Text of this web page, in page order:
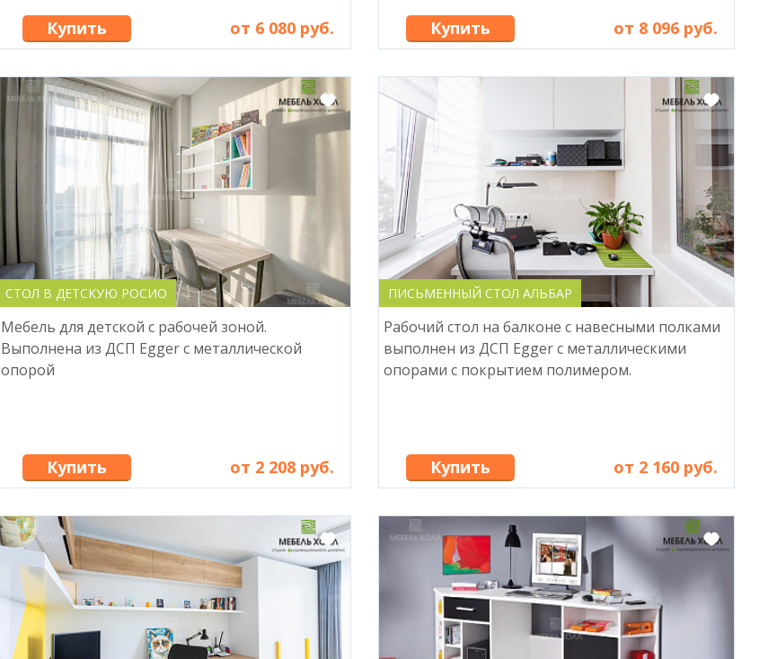
Купить от 6 080 руб. Купить от 8 096 руб.
СТОЛ В ДЕТСКУЮ РОСИО
Мебель для детской с рабочей зоной.
Выполнена из ДСП Egger с металлической
опорой
Купить от 2 208 руб.
ПИСЬМЕННЫЙ СТОЛ АЛЬБАР
Рабочий стол на балконе с навесными полками
выполнен из ДСП Egger с металлическими
опорами с покрытием полимером.
Купить от 2 160 руб.